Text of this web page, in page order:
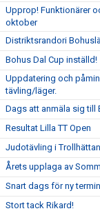
Upprop! Funktionärer
oktober
Distriktsrandori
Bohus Dal Cup inställd!
Uppdatering och
tävling/läger.
Dags att anmäla sig till
Resultat Lilla TT Open
Judotävling i
Årets upplaga av
Snart dags för ny
Stort tack Rikard!